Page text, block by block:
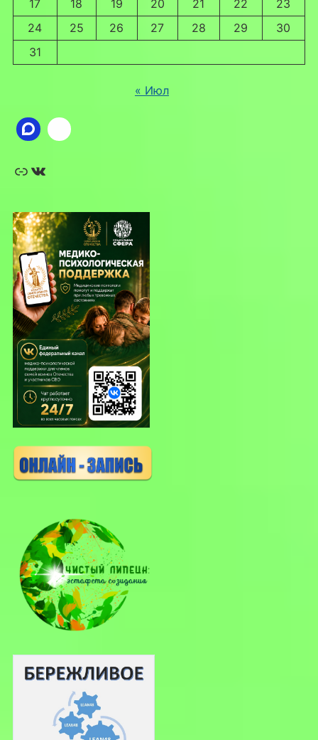
17 18 19 20 21 22
23
24
25 26 27 28 29
30
31
« Июл
Ссылка